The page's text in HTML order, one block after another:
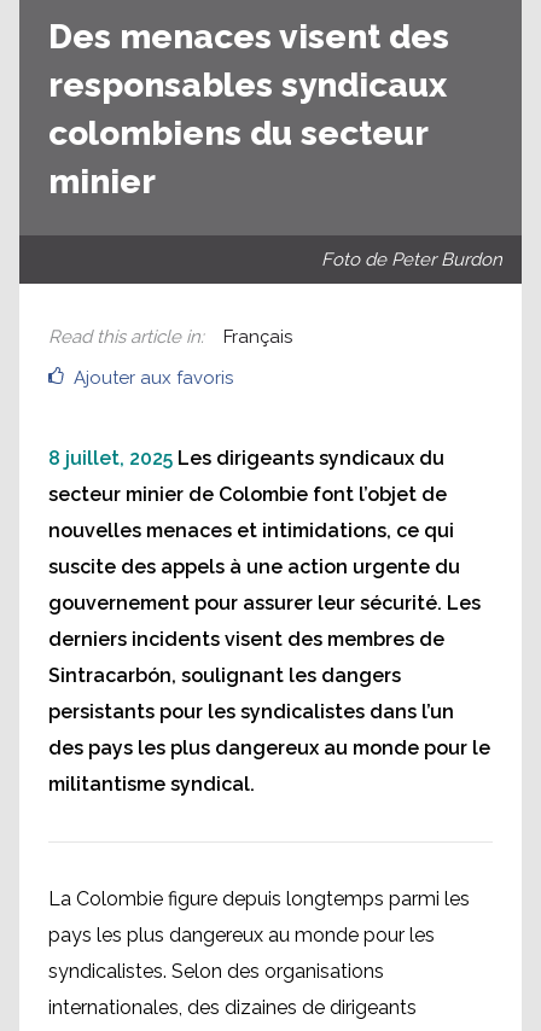
Des menaces visent des
responsables syndicaux
colombiens du secteur
minier
Foto de Peter Burdon
Ajouter aux favoris
Read this article in: Français
8 juillet, 2025 Les dirigeants syndicaux du
secteur minier de Colombie font l’objet de
nouvelles menaces et intimidations, ce qui
suscite des appels à une action urgente du
gouvernement pour assurer leur sécurité. Les
derniers incidents visent des membres de
Sintracarbón, soulignant les dangers
persistants pour les syndicalistes dans l’un
des pays les plus dangereux au monde pour le
militantisme syndical.
La Colombie figure depuis longtemps parmi les
pays les plus dangereux au monde pour les
syndicalistes. Selon des organisations
internationales, des dizaines de dirigeants